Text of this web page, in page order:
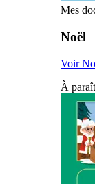
Mes
Noël
Voir
À